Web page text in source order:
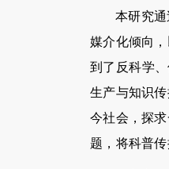
本研究
媒介化倾向
到了反科学
生产与知识
今社会，探
题，将科普